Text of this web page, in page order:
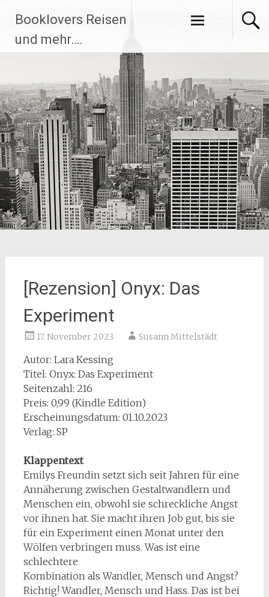
Inhalt
springen
Booklovers Reisen
und mehr….
[Rezension] Onyx: Das
Experiment
17. November 2023 Susann Mittelstädt
Autor: Lara Kessing
Titel: Onyx: Das Experiment
Seitenzahl: 216
Preis: 0,99 (Kindle Edition)
Erscheinungsdatum: 01.10.2023
Verlag: SP
Klappentext
Emilys Freundin setzt sich seit Jahren für eine
Annäherung zwischen Gestaltwandlern und
Menschen ein, obwohl sie schreckliche Angst
vor ihnen hat. Sie macht ihren Job gut, bis sie
für ein Experiment einen Monat unter den
Wölfen verbringen muss. Was ist eine
schlechtere
Kombination als Wandler, Mensch und Angst?
Richtig! Wandler, Mensch und Hass. Das ist bei